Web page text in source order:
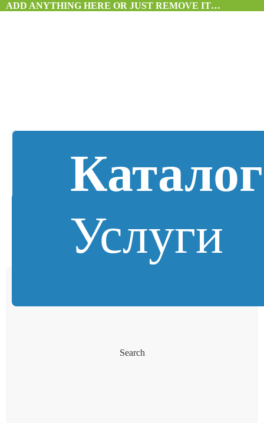
ADD ANYTHING HERE OR JUST REMOVE IT…
Каталог
Услуги
Search